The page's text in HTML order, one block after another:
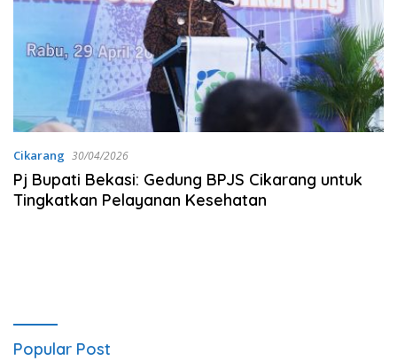
Cikarang 30/04/2026
Pj Bupati Bekasi: Gedung BPJS Cikarang untuk
Tingkatkan Pelayanan Kesehatan
Popular Post